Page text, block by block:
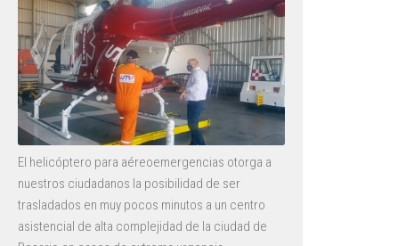
El helicóptero para aéreoemergencias otorga a
nuestros ciudadanos la posibilidad de ser
trasladados en muy pocos minutos a un centro
asistencial de alta complejidad de la ciudad de